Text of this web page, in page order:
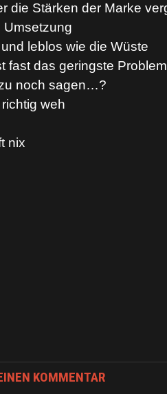
die Stärken der Marke
Umsetzung
leblos wie die Wüste
fast das geringste Problem
noch sagen…?
weh
nix
KOMMENTAR